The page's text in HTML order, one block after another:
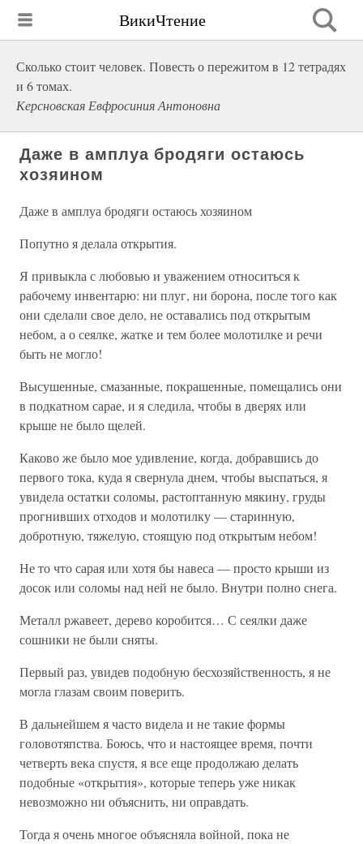
ВикиЧтение
Сколько стоит человек. Повесть о пережитом в 12 тетрадях
и 6 томах.
Керсновская Евфросиния Антоновна
Даже в амплуа бродяги остаюсь
хозяином
Даже в амплуа бродяги остаюсь хозяином
Попутно я делала открытия.
Я привыкла с любовью и уважением относиться к
рабочему инвентарю: ни плуг, ни борона, после того как
они сделали свое дело, не оставались под открытым
небом, а о сеялке, жатке и тем более молотилке и речи
быть не могло!
Высушенные, смазанные, покрашенные, помещались они
в подкатном сарае, и я следила, чтобы в дверях или
крыше не было щелей.
Каково же было мое удивление, когда, добравшись до
первого тока, куда я свернула днем, чтобы выспаться, я
увидела остатки соломы, растоптанную мякину, груды
прогнивших отходов и молотилку — старинную,
добротную, тяжелую, стоящую под открытым небом!
Не то что сарая или хотя бы навеса — просто крыши из
досок или соломы над ней не было. Внутри полно снега.
Металл ржавеет, дерево коробится… С сеялки даже
сошники не были сняты.
Первый раз, увидев подобную бесхозяйственность, я не
могла глазам своим поверить.
В дальнейшем я часто видела и не такие формы
головотяпства. Боюсь, что и настоящее время, почти
четверть века спустя, я все еще продолжаю делать
подобные «открытия», которые теперь уже никак
невозможно ни объяснить, ни оправдать.
Тогда я очень многое объясняла войной, пока не